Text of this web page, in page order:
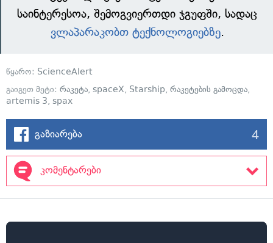
საინტერესოა, შემოგვიერთდი ჯგუფში, სადაც
ვლაპარაკობთ ტექნოლოგიებზე.
წყარო: ScienceAlert
გაიგეთ მეტი: რაკეტა, spaceX, Starship, რაკეტების გამოცდა,
artemis 3, spax
გაზიარება 4
კომენტარები